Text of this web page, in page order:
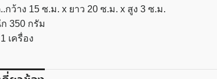
กว้าง 15 ซ.ม. x ยาว 20 ซ.ม. x สูง 3 ซ.ม.
350 กรัม
เครื่อง